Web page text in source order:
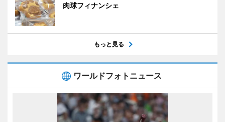
肉球フィナンシェ
もっと見る
ワールドフォトニュース